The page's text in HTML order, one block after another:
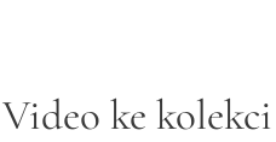
Video ke kolekci